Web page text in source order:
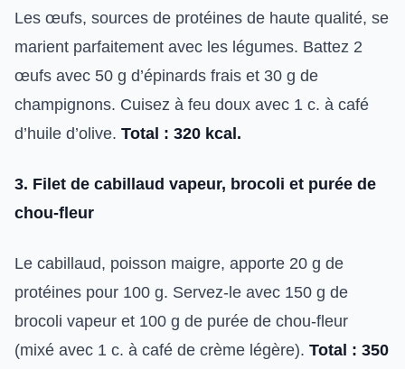
Les œufs, sources de protéines de haute qualité, se
marient parfaitement avec les légumes. Battez 2
œufs avec 50 g d’épinards frais et 30 g de
champignons. Cuisez à feu doux avec 1 c. à café
d’huile d’olive. Total : 320 kcal.
3. Filet de cabillaud vapeur, brocoli et purée de
chou-fleur
Le cabillaud, poisson maigre, apporte 20 g de
protéines pour 100 g. Servez-le avec 150 g de
brocoli vapeur et 100 g de purée de chou-fleur
(mixé avec 1 c. à café de crème légère). Total : 350